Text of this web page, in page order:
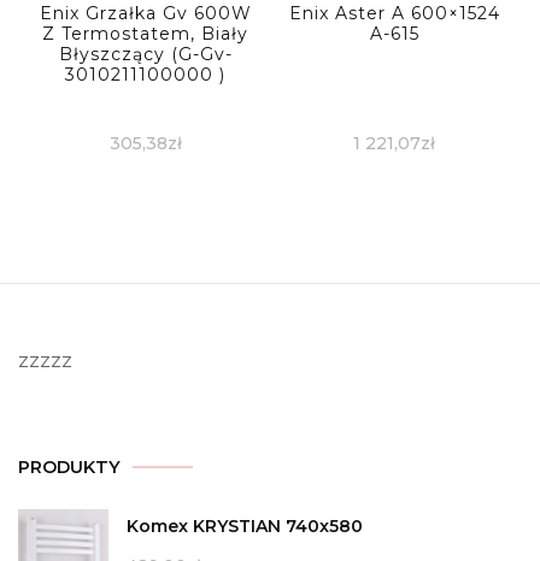
Enix Grzałka Gv 600W
Z Termostatem, Biały
Błyszczący (G-Gv-
3010211100000 )
305,38zł
Enix Aster A 600×1524
A-615
1 221,07zł
zzzzz
PRODUKTY
Komex KRYSTIAN 740x580